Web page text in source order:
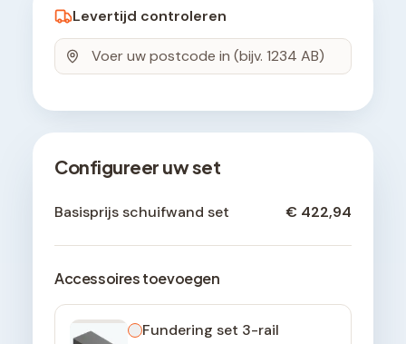
Levertijd controleren
Configureer uw set
Basisprijs schuifwand set € 422,94
Accessoires toevoegen
Fundering set 3-rail